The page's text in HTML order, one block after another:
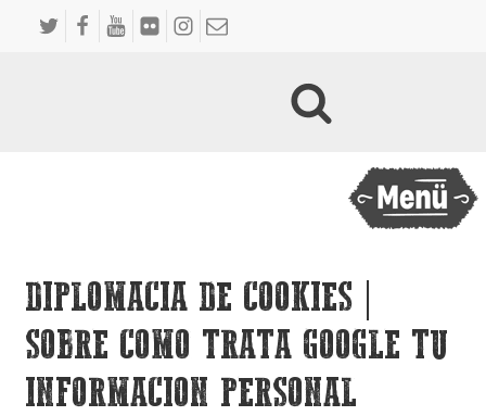
DIPLOMACIA DE COOKIES |
SOBRE COMO TRATA GOOGLE TU
INFORMACION PERSONAL